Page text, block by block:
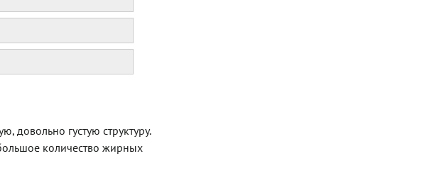
довольно густую структуру.
количество жирных